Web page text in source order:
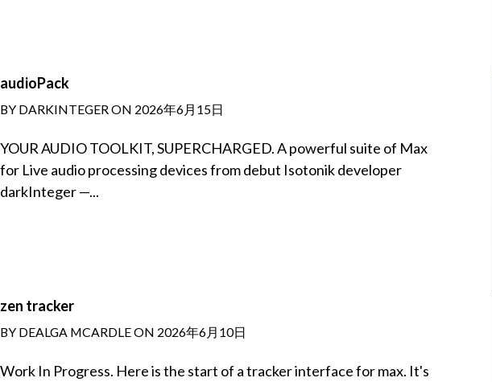
audioPack
BY DARKINTEGER ON 2026年6月15日
YOUR AUDIO TOOLKIT, SUPERCHARGED. A powerful suite of Max
for Live audio processing devices from debut Isotonik developer
darkInteger —...
zen tracker
BY DEALGA MCARDLE ON 2026年6月10日
Work In Progress. Here is the start of a tracker interface for max. It's